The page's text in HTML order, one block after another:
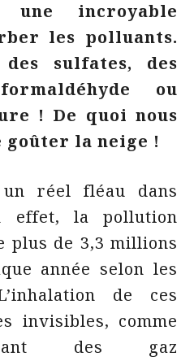
une incroyable
les polluants.
sulfates, des
ou
! De quoi nous
goûter la neige !
réel fléau dans
effet, la pollution
plus de 3,3 millions
année selon les
de ces
invisibles, comme
des gaz